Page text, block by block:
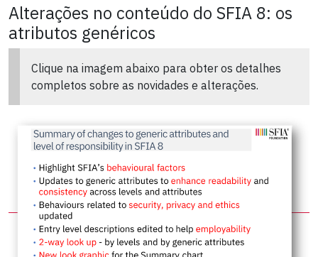
Alterações no conteúdo do SFIA 8: os
atributos genéricos
Clique na imagem abaixo para obter os detalhes
completos sobre as novidades e alterações.